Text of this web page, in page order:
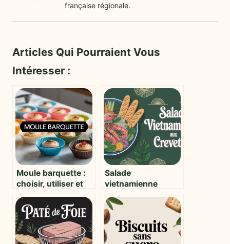
française régionale.
Articles Qui Pourraient Vous
Intéresser :
Moule barquette :
choisir, utiliser et
préparations
Salade
vietnamienne
saveurs et astuces
pour réussir ce plat
iconique